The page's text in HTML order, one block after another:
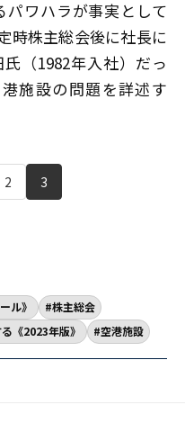
ワハラが事実として
時株主総会後に社長に
（1982年入社）だっ
施設の問題を詳述す
2 3
ル》
株主総会
《2023年版》
空港施設